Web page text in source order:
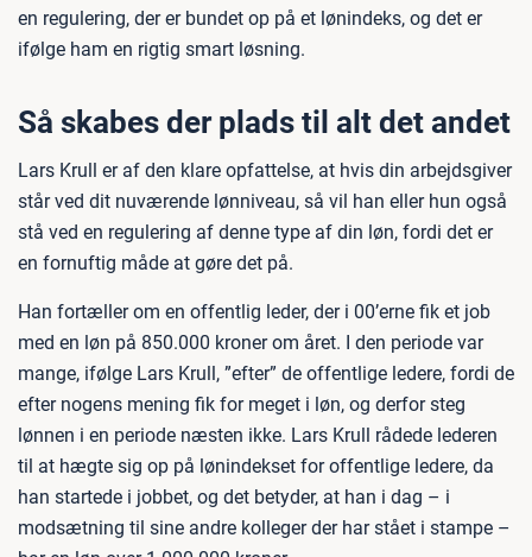
en regulering, der er bundet op på et lønindeks, og det er
ifølge ham en rigtig smart løsning.
Så skabes der plads til alt det andet
Lars Krull er af den klare opfattelse, at hvis din arbejdsgiver
står ved dit nuværende lønniveau, så vil han eller hun også
stå ved en regulering af denne type af din løn, fordi det er
en fornuftig måde at gøre det på.
Han fortæller om en offentlig leder, der i 00’erne fik et job
med en løn på 850.000 kroner om året. I den periode var
mange, ifølge Lars Krull, ”efter” de offentlige ledere, fordi de
efter nogens mening fik for meget i løn, og derfor steg
lønnen i en periode næsten ikke. Lars Krull rådede lederen
til at hægte sig op på lønindekset for offentlige ledere, da
han startede i jobbet, og det betyder, at han i dag – i
modsætning til sine andre kolleger der har stået i stampe –